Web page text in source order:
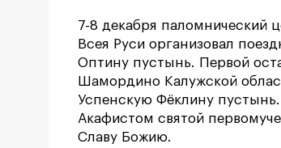
7-8 декабря паломнический
Всея Руси организовал
Оптину пустынь. Первой
Шамордино Калужской
Успенскую Фёклину
Акафистом святой
Славу Божию.